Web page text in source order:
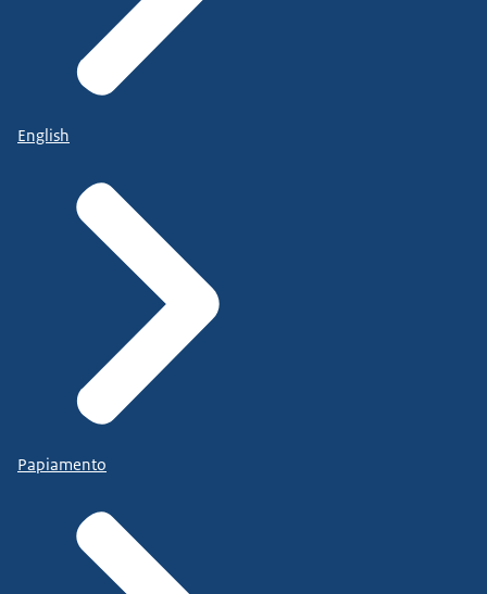
English
Papiamento